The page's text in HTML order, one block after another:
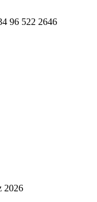
96 522 2646
2026